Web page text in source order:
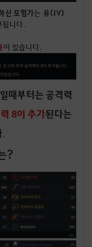
신 모험가는 유(IV)
됩니다.
이 있습니다.
때부터는 공격력
8이 추가된다는
.
?